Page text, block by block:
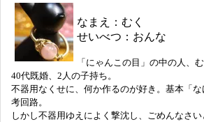
なまえ：むく
せいべつ：おんな
「にゃんこの目」の中の人、む
40代既婚、2人の子持ち。
不器用なくせに、何か作るのが好き。基本「
考回路。
しかし不器用ゆえによく撃沈し、ごめんなさ